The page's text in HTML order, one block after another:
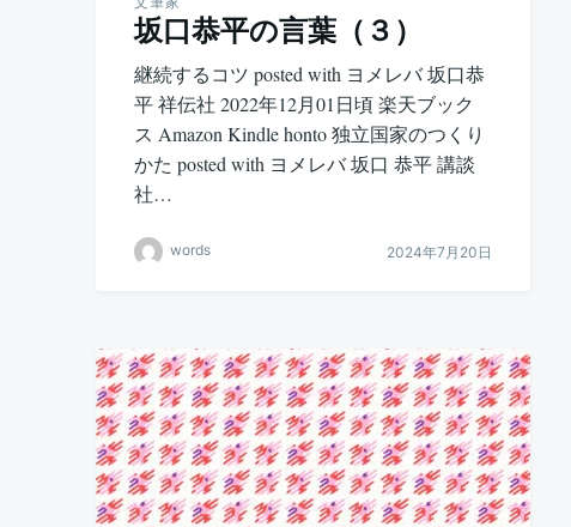
坂口恭平の言葉（３）
継続するコツ posted with ヨメレバ 坂口恭
平 祥伝社 2022年12月01日頃 楽天ブック
ス Amazon Kindle honto 独立国家のつくり
かた posted with ヨメレバ 坂口 恭平 講談
社…
words 2024年7月20日